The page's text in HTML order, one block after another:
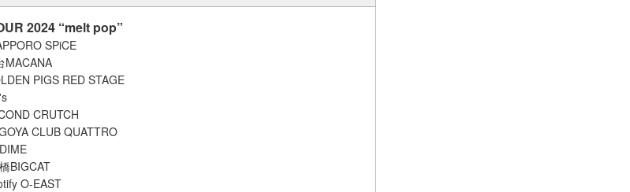
2024 “melt pop”
SPiCE
MACANA
PIGS RED STAGE
CRUTCH
CLUB QUATTRO
BIGCAT
O-EAST